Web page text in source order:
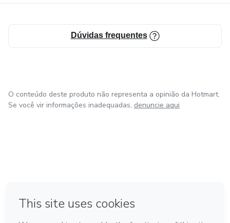
Dúvidas frequentes
O conteúdo deste produto não representa a opinião da Hotmart.
Se você vir informações inadequadas, denuncie aqui
Feito com ❤ em Bogotá